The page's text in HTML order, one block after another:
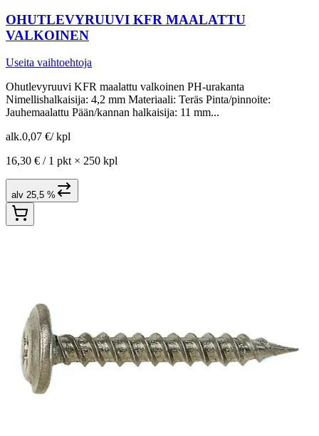
OHUTLEVYRUUVI KFR MAALATTU
VALKOINEN
Useita vaihtoehtoja
Ohutlevyruuvi KFR maalattu valkoinen PH-urakanta
Nimellishalkaisija: 4,2 mm Materiaali: Teräs Pinta/pinnoite:
Jauhemaalattu Pään/kannan halkaisija: 11 mm...
alk.0,07 €/ kpl
16,30 € / 1 pkt × 250 kpl
alv 25,5 %